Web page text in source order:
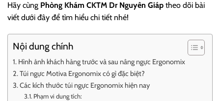
Hãy cùng Phòng Khám CKTM Dr Nguyên Giáp theo dõi bài
viết dưới đây để tìm hiểu chi tiết nhé!
Nội dung chính
Hình ảnh khách hàng trước và sau nâng ngực Ergonomix
Túi ngực Motiva Ergonomix có gì đặc biệt?
Các kích thước túi ngực Ergonomix hiện nay
Phạm vi dung tích: